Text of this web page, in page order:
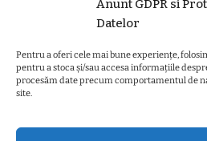
Anunt GDPR si
Datelor
Pentru a oferi cele mai bune experiențe,
pentru a stoca și/sau accesa informațiile
procesăm date precum comportamentul de
site.